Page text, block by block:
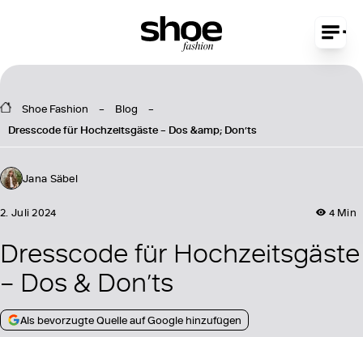
Shoe Fashion
Blog
Dresscode für Hochzeitsgäste – Dos &amp; Don’ts
Jana Säbel
4 Min
2. Juli 2024
Dresscode für Hochzeitsgäste
– Dos & Don’ts
Als bevorzugte Quelle auf Google hinzufügen